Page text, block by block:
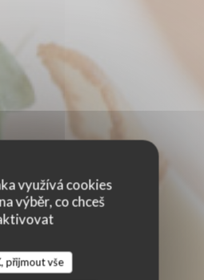
využívá cookies
výběr, co chceš
přijmout vše